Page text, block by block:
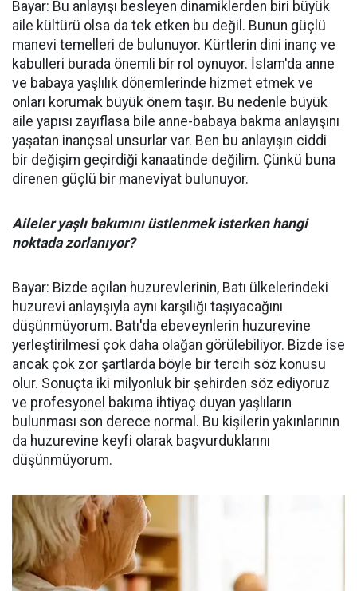
Bayar: Bu anlayışı besleyen dinamiklerden biri büyük
aile kültürü olsa da tek etken bu değil. Bunun güçlü
manevi temelleri de bulunuyor. Kürtlerin dini inanç ve
kabulleri burada önemli bir rol oynuyor. İslam'da anne
ve babaya yaşlılık dönemlerinde hizmet etmek ve
onları korumak büyük önem taşır. Bu nedenle büyük
aile yapısı zayıflasa bile anne-babaya bakma anlayışını
yaşatan inançsal unsurlar var. Ben bu anlayışın ciddi
bir değişim geçirdiği kanaatinde değilim. Çünkü buna
direnen güçlü bir maneviyat bulunuyor.
Aileler yaşlı bakımını üstlenmek isterken hangi
noktada zorlanıyor?
Bayar: Bizde açılan huzurevlerinin, Batı ülkelerindeki
huzurevi anlayışıyla aynı karşılığı taşıyacağını
düşünmüyorum. Batı'da ebeveynlerin huzurevine
yerleştirilmesi çok daha olağan görülebiliyor. Bizde ise
ancak çok zor şartlarda böyle bir tercih söz konusu
olur. Sonuçta iki milyonluk bir şehirden söz ediyoruz
ve profesyonel bakıma ihtiyaç duyan yaşlıların
bulunması son derece normal. Bu kişilerin yakınlarının
da huzurevine keyfi olarak başvurduklarını
düşünmüyorum.